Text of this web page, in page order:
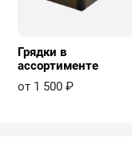
Грядки в
ассортименте
от 1 500 ₽